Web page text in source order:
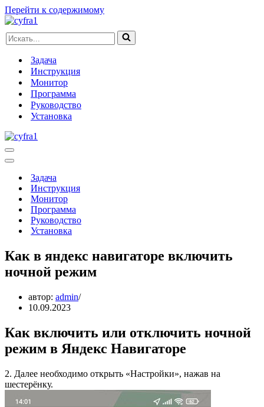
Перейти к содержимому
Искать...
Задача
Инструкция
Монитор
Программа
Руководство
Установка
Меню
навигации
Меню
навигацииЗадача
Инструкция
Монитор
Программа
Руководство
Установка
Как в яндекс навигаторе включить
ночной режим
автор: admin
10.09.2023
Как включить или отключить ночной
режим в Яндекс Навигаторе
2. Далее необходимо открыть «Настройки», нажав на
шестерёнку.